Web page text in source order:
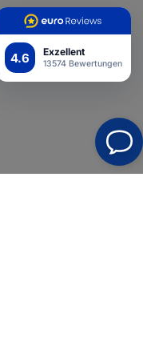
4.6 Exzellent
13574 Bewertungen